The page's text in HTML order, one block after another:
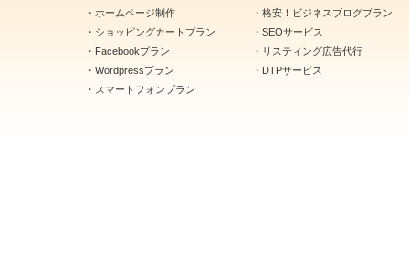
・ ホームページ制作
・ ショッピングカートプラン
・ Facebookプラン
・ Wordpressプラン
・ スマートフォンプラン
・ 格安！ビジネスブログプラン
・ SEOサービス
・ リスティング広告代行
・ DTPサービス